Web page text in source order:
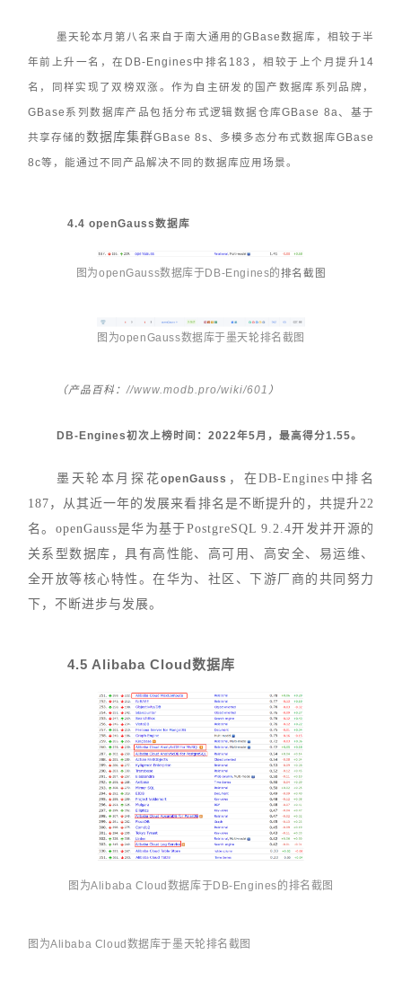
墨天轮本月第八名来自于南大通用的GBase数据库，相较于半
年前上升一名，在DB-Engines中排名183，相较于上个月提升14
名，同样实现了双榜双涨。作为自主研发的国产数据库系列品牌，
GBase系列数据库产品包括分布式逻辑数据仓库GBase 8a、基于
共享存储的数据库集群GBase 8s、多模多态分布式数据库GBase
8c等，能通过不同产品解决不同的数据库应用场景。
4.4 openGauss数据库
图为openGauss数据库于DB-Engines的排名截图
图为openGauss数据库于墨天轮排名截图
（产品百科：//www.modb.pro/wiki/601 ）
DB-Engines初次上榜时间：2022年5月，最高得分1.55。
墨天轮本月探花openGauss ，在DB-Engines中排名
187，从其近一年的发展来看排名是不断提升的，共提升22
名。openGauss是华为基于PostgreSQL 9.2.4开发并开源的
关系型数据库，具有高性能、高可用、高安全、易运维、
全开放等核心特性。在华为、社区、下游厂商的共同努力
下，不断进步与发展。
4.5 Alibaba Cloud数据库
图为Alibaba Cloud数据库于DB-Engines的排名截图
图为Alibaba Cloud 数据库于墨天轮排名截图